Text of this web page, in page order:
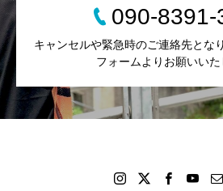
090-8391-
キャンセルや緊急時のご連絡先とな
フォームよりお願いいた